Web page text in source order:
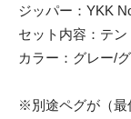
ジッパー：YKK
セット内容：テ
カラー：グレー/
※別途ペグが（最